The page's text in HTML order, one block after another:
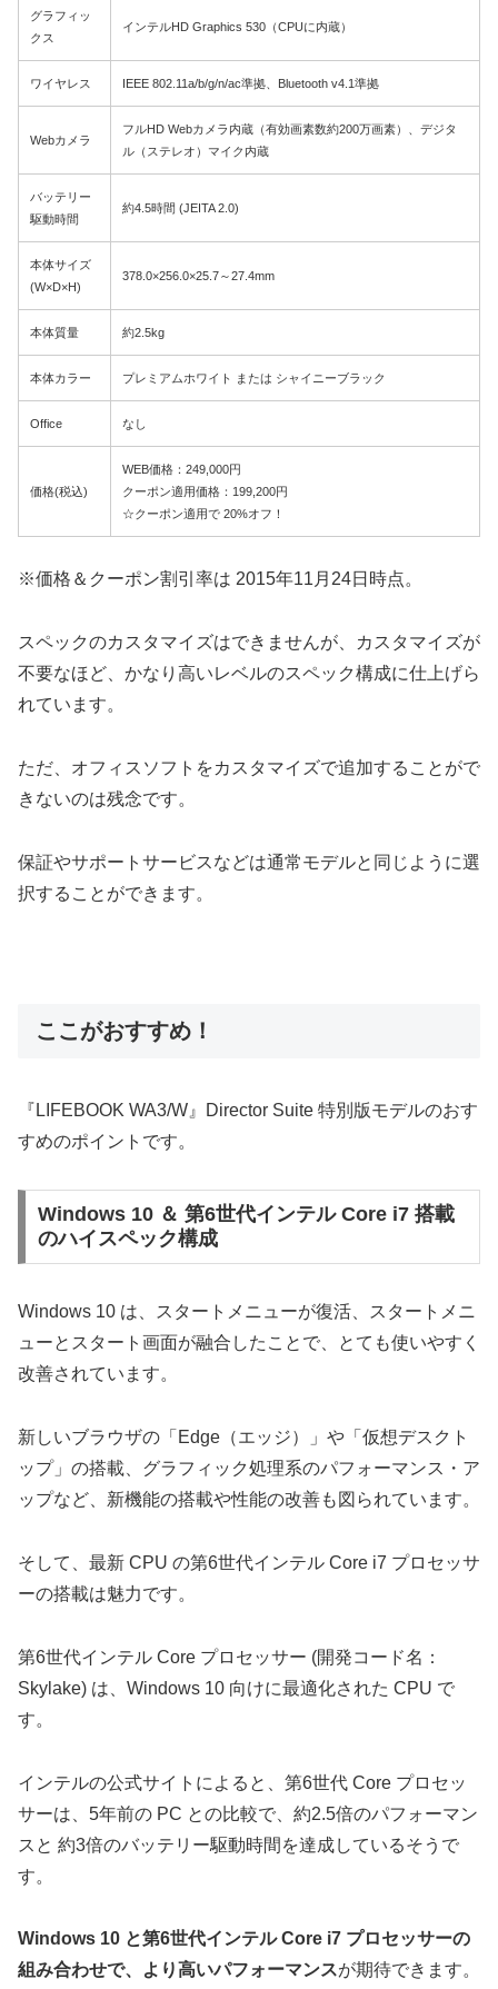
グラフィッ
クス
インテルHD Graphics 530（CPUに内蔵）
ワイヤレス IEEE 802.11a/b/g/n/ac準拠、Bluetooth v4.1準拠
Webカメラ
フルHD Webカメラ内蔵（有効画素数約200万画素）、デジタ
ル（ステレオ）マイク内蔵
バッテリー
駆動時間
約4.5時間 (JEITA 2.0)
本体サイズ
(W×D×H)
378.0×256.0×25.7～27.4mm
本体質量 約2.5kg
本体カラー プレミアムホワイト または シャイニーブラック
Office なし
価格(税込)
WEB価格：249,000円
クーポン適用価格：199,200円
☆クーポン適用で 20%オフ！
※価格＆クーポン割引率は 2015年11月24日時点。
スペックのカスタマイズはできませんが、カスタマイズが
不要なほど、かなり高いレベルのスペック構成に仕上げら
れています。
ただ、オフィスソフトをカスタマイズで追加することがで
きないのは残念です。
保証やサポートサービスなどは通常モデルと同じように選
択することができます。
ここがおすすめ！
『LIFEBOOK WA3/W』Director Suite 特別版モデルのおす
すめのポイントです。
Windows 10 ＆ 第6世代インテル Core i7 搭載
のハイスペック構成
Windows 10 は、スタートメニューが復活、スタートメニ
ューとスタート画面が融合したことで、とても使いやすく
改善されています。
新しいブラウザの「Edge（エッジ）」や「仮想デスクト
ップ」の搭載、グラフィック処理系のパフォーマンス・ア
ップなど、新機能の搭載や性能の改善も図られています。
そして、最新 CPU の第6世代インテル Core i7 プロセッサ
ーの搭載は魅力です。
第6世代インテル Core プロセッサー (開発コード名：
Skylake) は、Windows 10 向けに最適化された CPU で
す。
インテルの公式サイトによると、第6世代 Core プロセッ
サーは、5年前の PC との比較で、約2.5倍のパフォーマン
スと 約3倍のバッテリー駆動時間を達成しているそうで
す。
Windows 10 と第6世代インテル Core i7 プロセッサーの
組み合わせで、より高いパフォーマンスが期待できます。